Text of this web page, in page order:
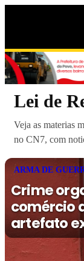
Lei de
Veja as materias
no CN7, com
ARMA DE
Crime
comércio
artefato